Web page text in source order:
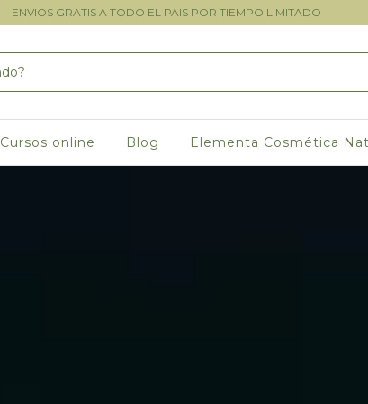
ENVIOS GRATIS A TODO EL PAIS POR TIEMPO LIMITADO
Cursos online Blog Elementa Cosmética